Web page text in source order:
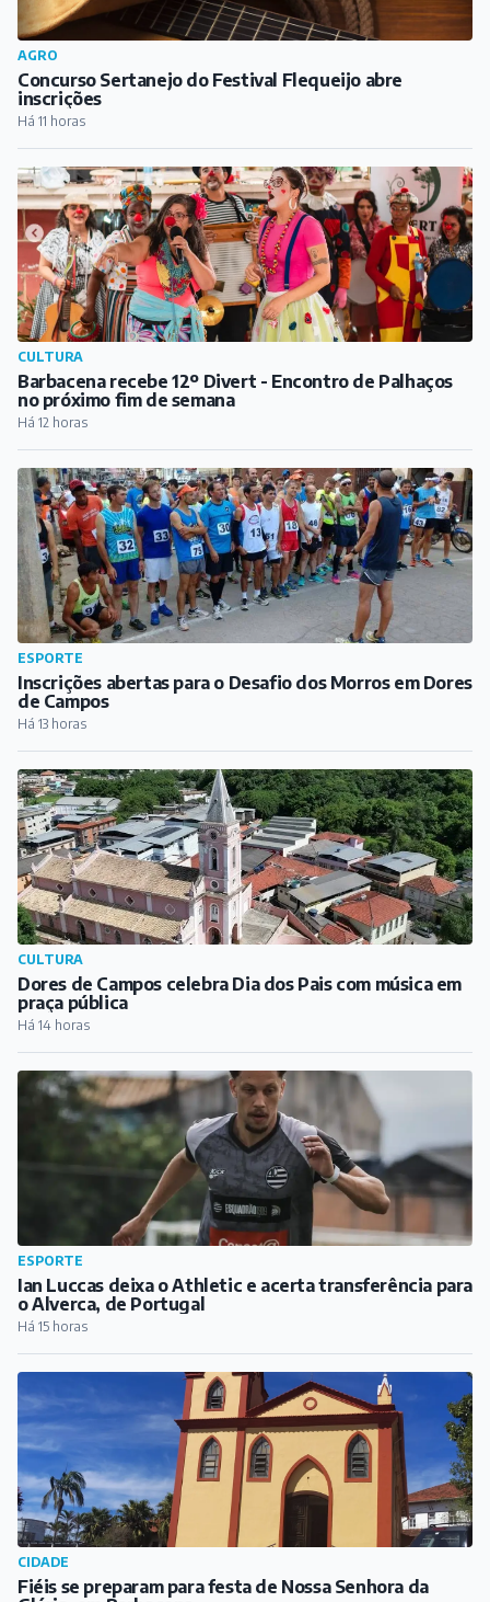
CULTURA
Barbacena recebe 12º Divert - Encontro de Palhaços
no próximo fim de semana
Há 12 horas
ESPORTE
Inscrições abertas para o Desafio dos Morros em Dores
de Campos
Há 13 horas
CULTURA
Dores de Campos celebra Dia dos Pais com música em
praça pública
Há 14 horas
ESPORTE
Ian Luccas deixa o Athletic e acerta transferência para
o Alverca, de Portugal
Há 15 horas
CIDADE
Fiéis se preparam para festa de Nossa Senhora da
Glória, em Barbacena
Há 16 horas
COTIDIANO